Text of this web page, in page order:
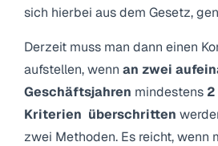
sich hierbei aus dem Gesetz,
Derzeit muss man dann einen
aufstellen, wenn an zwei
Geschäftsjahren mindestens
Kriterien überschritten
zwei Methoden. Es reicht, wenn